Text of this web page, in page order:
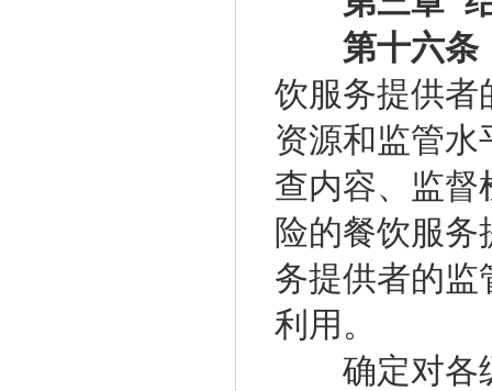
第十六条
饮服务提供者
资源和监管
查内容、监督
险的餐饮服
务提供者的监
利用。
确定对各级